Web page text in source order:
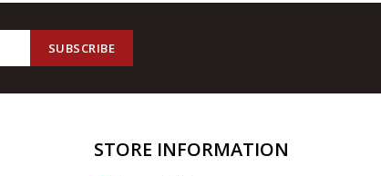
STORE INFORMATION